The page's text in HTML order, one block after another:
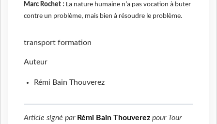
Marc Rochet : La nature humaine n’a pas vocation à buter
contre un problème, mais bien à résoudre le problème.
transport formation
Auteur
Rémi Bain Thouverez
Article signé par Rémi Bain Thouverez pour Tour